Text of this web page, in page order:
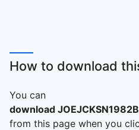
How to download
You can
download
from this page when you